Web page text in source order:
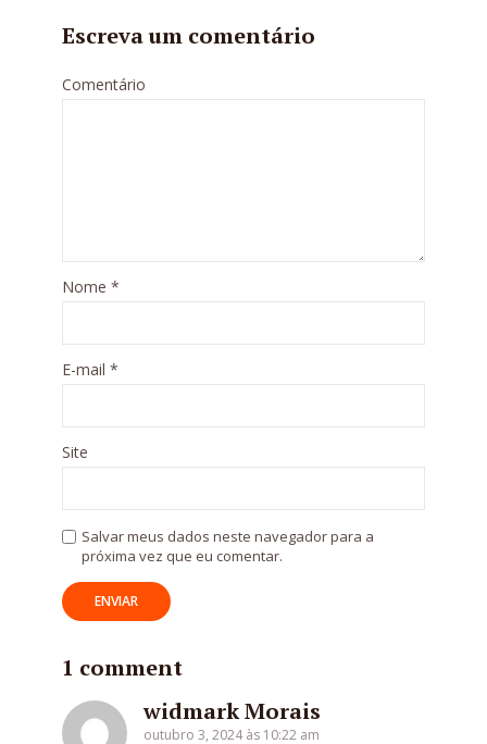
Escreva um comentário
Comentário
Nome *
E-mail *
Site
Salvar meus dados neste navegador para a
próxima vez que eu comentar.
1 comment
widmark Morais
outubro 3, 2024 às 10:22 am